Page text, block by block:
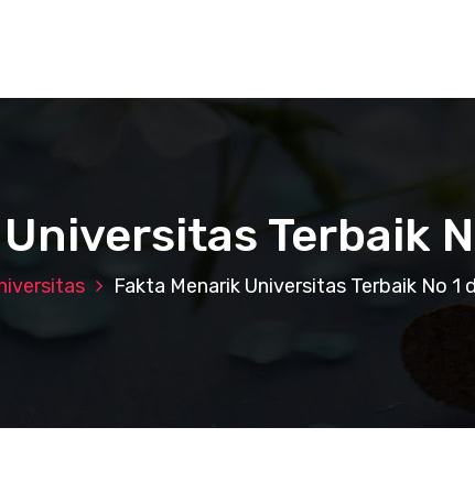
Terbaik
Fakta Menarik Universitas Terbaik No 1